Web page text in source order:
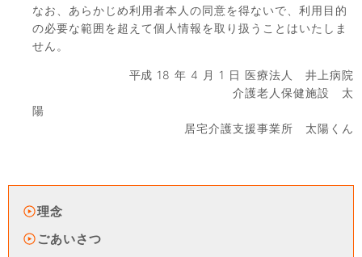
なお、あらかじめ利用者本人の同意を得ないで、利用目的
の必要な範囲を超えて個人情報を取り扱うことはいたしま
せん。
平成 18 年 4 月 1 日 医療法人 井上病院
介護老人保健施設 太
居宅介護支援事業所 太陽くん
理念
ごあいさつ